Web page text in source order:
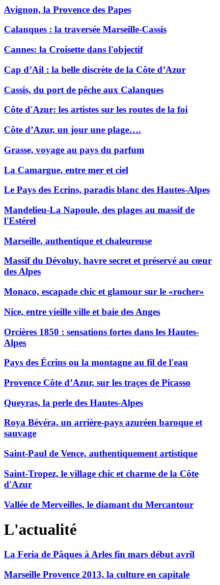
Avignon, la Provence des Papes
Calanques : la traversée Marseille-Cassis
Cannes: la Croisette dans l'objectif
Cap d’Ail : la belle discrète de la Côte d’Azur
Cassis, du port de pêche aux Calanques
Côte d'Azur: les artistes sur les routes de la foi
Côte d’Azur, un jour une plage….
Grasse, voyage au pays du parfum
La Camargue, entre mer et ciel
Le Pays des Ecrins, paradis blanc des Hautes-Alpes
Mandelieu-La Napoule, des plages au massif de
l'Estérel
Marseille, authentique et chaleureuse
Massif du Dévoluy, havre secret et préservé au cœur
des Alpes
Monaco, escapade chic et glamour sur le «rocher»
Nice, entre vieille ville et baie des Anges
Orcières 1850 : sensations fortes dans les Hautes-
Alpes
Pays des Écrins ou la montagne au fil de l'eau
Provence Côte d’Azur, sur les traçes de Picasso
Queyras, la perle des Hautes-Alpes
Roya Bévéra, un arrière-pays azuréen baroque et
sauvage
Saint-Paul de Vence, authentiquement artistique
Saint-Tropez, le village chic et charme de la Côte
d'Azur
Vallée de Merveilles, le diamant du Mercantour
L'actualité
La Feria de Pâques à Arles fin mars début avril
Marseille Provence 2013, la culture en capitale